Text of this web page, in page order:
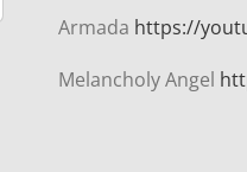
Armada https://
Melancholy Angel